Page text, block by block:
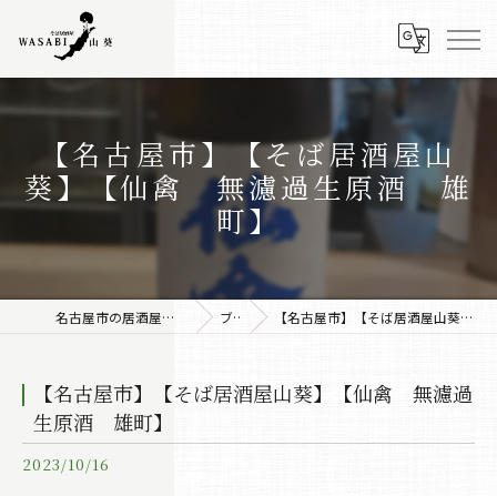
【名古屋市】【そば居酒屋山
葵】【仙禽 無濾過生原酒 雄
町】
名古屋市の居酒屋なら株式会社みちしるべ ブログ 【名古屋市】【そば居酒屋山葵】【仙禽 無濾過生原酒 雄町】
【名古屋市】【そば居酒屋山葵】【仙禽 無濾過
生原酒 雄町】
2023/10/16